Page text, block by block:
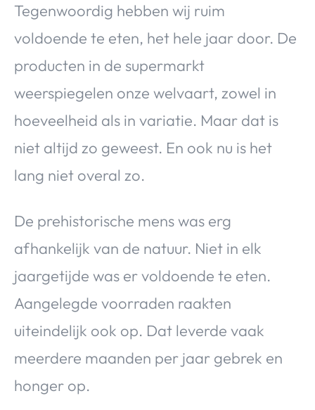
Tegenwoordig hebben wij ruim
voldoende te eten, het hele jaar door. De
producten in de supermarkt
weerspiegelen onze welvaart, zowel in
hoeveelheid als in variatie. Maar dat is
niet altijd zo geweest. En ook nu is het
lang niet overal zo.
De prehistorische mens was erg
afhankelijk van de natuur. Niet in elk
jaargetijde was er voldoende te eten.
Aangelegde voorraden raakten
uiteindelijk ook op. Dat leverde vaak
meerdere maanden per jaar gebrek en
honger op.